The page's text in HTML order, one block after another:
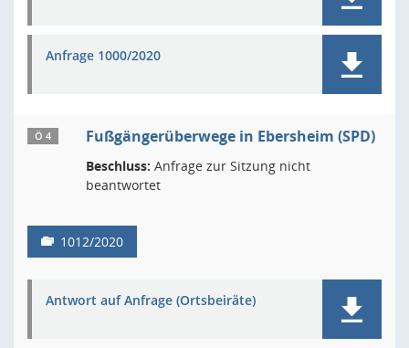
Anfrage 1000/2020
Ö 4 Fußgängerüberwege in Ebersheim (SPD)
Beschluss: Anfrage zur Sitzung nicht
beantwortet
1012/2020
Antwort auf Anfrage (Ortsbeiräte)